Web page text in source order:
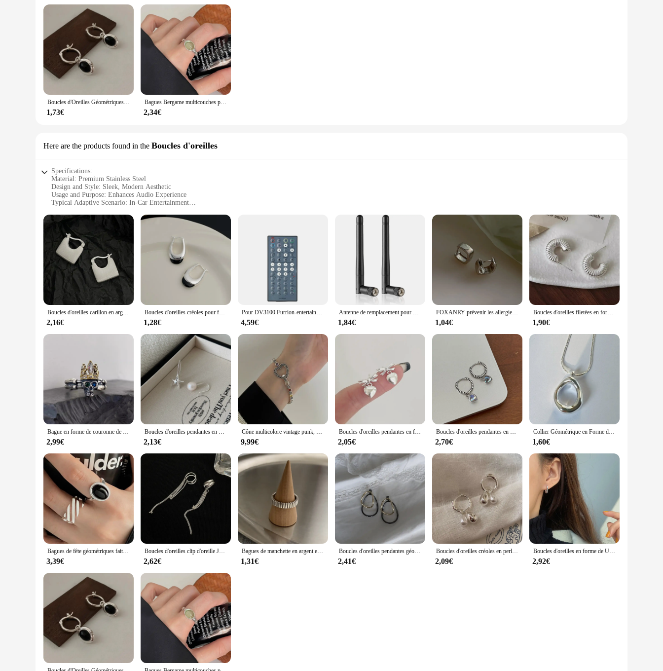
Boucles d'Oreilles Géométriques Faites à la Main pour Femme, Bijou de ix, Prévenir les Allergies, Mignon, Coréen, Bkack Ball
1,73€
Bagues Bergame multicouches pour femmes et filles, bijoux de mariée, enracinés, vert, simple, exquis, mode, élégant, doux, cadeau de mariage
2,34€
Here are the products found in the Boucles d'oreilles
Specifications:
Material: Premium Stainless Steel
Design and Style: Sleek, Modern Aesthetic
Usage and Purpose: Enhances Audio Experience
Typical Adaptive Scenario: In-Car Entertainment
Performance and Property: High-Fidelity Sound Transmission
Features:
|Vendors|
**Unmatched Audio Quality**
The Furrion Vision S Adapter is not just another audio accessory; it's a testament to superior sound quality. Crafted from premium stainless steel, this adapter is designed to withstand the rigors of daily
use while providing a sleek, modern aesthetic that complements any vehicle's interior. Its compact size and lightweight build make it an ideal addition to any car audio setup, ensuring that you can
enjoy high-fidelity sound transmission without compromising on space or comfort.
**Seamless Integration for Enhanced Entertainment**
The Furrion Vision S Adapter is engineered to seamlessly integrate with your vehicle's audio system, offering a hassle-free installation process. Whether you're a wholesaler, vendor, or simply looking
to upgrade your own audio experience, this adapter is designed to meet the needs of a diverse range of users. Its versatility extends to a variety of scenarios, from long road trips to daily commutes,
providing an enhanced audio experience that is sure to elevate your in-car entertainment.
**Designed for Durability and Reliability**
The Furrion Vision S Adapter is not just about aesthetics; it's built to last. Its robust stainless steel construction ensures that it can withstand the rigors of daily use, making it a reliable choice for both
personal and professional use. The adapter's design is not only visually appealing but also engineered for durability, ensuring that it remains a reliable component of your audio setup for years to come.
Whether you're a vendor looking to offer a quality product to your customers or an individual seeking a durable and stylish upgrade for your vehicle's audio system, the Furrion Vision S Adapter is a
smart choice.
Boucles d'oreilles carillon en argent pour femmes et couples, anry enraciné, prévention des allergies, gIslande simple, géométrique, fait à la main, bijoux de fête, mignon, coréen
2,16€
Boucles d'oreilles créoles pour femmes et filles, prévient les allergies, anry enraciné, noir, classique, élégant, minimaliste, mode, cadeaux d'anniversaire, bijoux
1,28€
Pour DV3100 Furrion-entertainment-système-télécommande-remplacement, Pour Furrion divertissement système DV3100 DV3100-RC
4,59€
Antenne de remplacement pour bande de touristes, Wi-Fi, 2.4GHz, 5GHz, 5.8GHz, Mimo, pour Furrion, caméra de recul, amplifie les signaux sans fil
1,84€
FOXANRY prévenir les allergies boucles d'oreilles minimalistes pour femmes Couples nouvelle mode Vintage à la main fête d'anniversaire bijoux cadeau en gros
1,04€
Boucles d'oreilles filetées en forme de C pour femmes et filles, goujon enraciné, personnalité, classique, simple, cheminée, prévenir les allergies, bijoux de fête, 03
1,90€
Bague en forme de couronne de Seton pour femme, bijoux enracinés, multicolore, couple, vintage, créatif, chimiste, personnalité, fête, cadeaux, vente en gros
2,99€
Boucles d'oreilles pendantes en perles asymétriques enracinées pour femmes et filles, bijoux de mariée, cadeau de fête de mariage, doux et élégant, chimcréatif coréen
2,13€
Cône multicolore vintage punk, cône contre-indiqué, design créatif géométrique, anry root
9,99€
Boucles d'oreilles pendantes en forme de cœur pour femmes et filles, nœud papillon enraciné, cadeau de bijoux de mariée, carillon simple, classique, doux, exquis, élégant, mariage
2,05€
Boucles d'oreilles pendantes en pierre de lune enracinée pour femmes et filles, coeur d'amour, mode simple, douce, élégante, prévention des allergies, bijoux de fiançailles, cadeaux
2,70€
Collier Géométrique en Forme de Goutte d'Eau, Creux, Irrégulier, pour Femme et Couple, Nouvelle Mode, Simple, Clavicule, JOParty, Bijoux Cadeaux
1,60€
Bagues de fête géométriques faites à la main pour femmes, design créatif, accessoires de bijoux de fête, contre-indiqué, anry enraciné, noir, nouvelle mode
3,39€
Boucles d'oreilles clip d'oreille JOTassel pour femmes, prévient les allergies, enracinées, nouvelle mode, simple, double couche, géométrique, bijoux de fête
2,62€
Bagues de manchette en argent enracinées minimalistes pour femmes et couples, bijoux de fête de personnalité classiques, cadeaux créatifs, document anry, mode, vente en gros
1,31€
Boucles d'oreilles pendantes géométriques irrégulières bicolores enracinées pour femmes, bijoux simples et créatifs, prévient les allergies exagérées, cadeau pour les travailleurs
2,41€
Boucles d'oreilles créoles en perles de goutte d'eau enracinées pour femmes et filles, bijoux simples doux et élégants, prévient les allergies, nouveaux cadeaux pour les travailleurs
2,09€
Boucles d'oreilles en forme de U faites à la main pour la mariée, prévient les allergies, document en argent, bijoux enracinés, cadeaux vintage, mode française
2,92€